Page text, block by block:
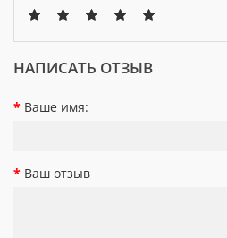
НАПИСАТЬ ОТЗЫВ
Ваше имя:
Ваш отзыв